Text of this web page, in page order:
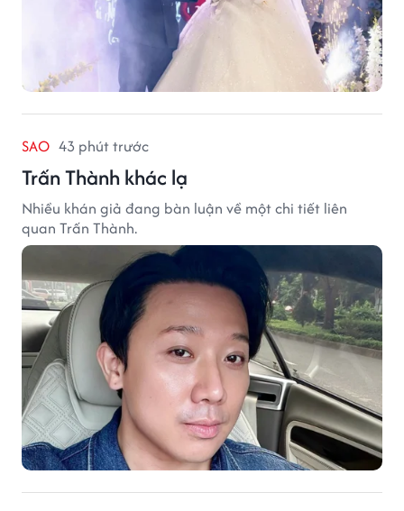
SAO 43 phút trước
Trấn Thành khác lạ
Nhiều khán giả đang bàn luận về một chi tiết liên
quan Trấn Thành.